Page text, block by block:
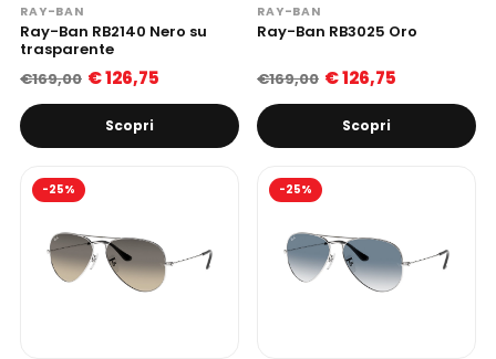
RAY-BAN
Ray-Ban RB2140 Nero su
trasparente
€169,00 € 126,75
Scopri
RAY-BAN
Ray-Ban RB3025 Oro
€169,00 € 126,75
Scopri
-25% -25%